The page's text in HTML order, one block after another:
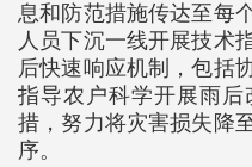
息和防范措施传达至每
人员下沉一线开展技术
后快速响应机制，包括
指导农户科学开展雨
措，努力将灾害损失降
序。